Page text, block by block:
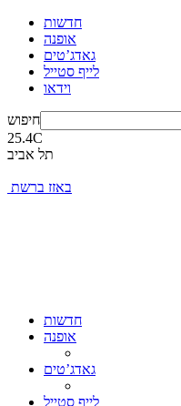
חדשות
אופנה
גאדג’טים
לייף סטייל
וידאו
חיפוש
25.4C
תל אביב
באזז ברשת
חדשות
אופנה
גאדג’טים
לייף סטייל